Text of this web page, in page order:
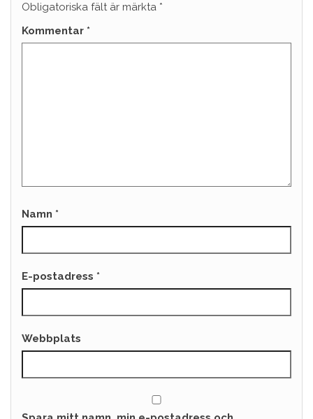
Obligatoriska fält är märkta *
Kommentar *
Namn *
E-postadress *
Webbplats